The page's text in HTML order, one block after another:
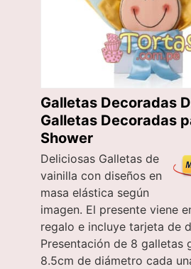
Galletas Decoradas
Galletas Decoradas
Shower
Deliciosas Galletas de
vainilla con diseños en
masa elástica según
imagen. El presente viene
regalo e incluye tarjeta de
Presentación de 8 galletas
8.5cm de diámetro cada